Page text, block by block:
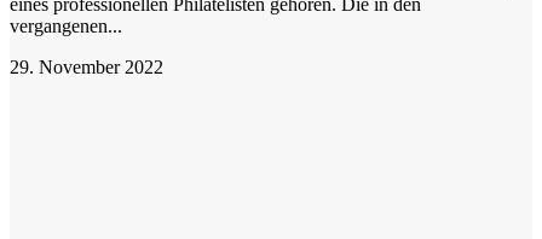
eines professionellen Philatelisten gehören. Die in den
vergangenen...
29. November 2022